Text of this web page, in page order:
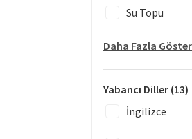
Su Topu
Daha Fazla Göster
Yabancı Diller (13)
İngilizce